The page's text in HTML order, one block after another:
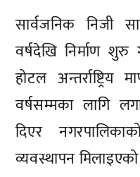
सार्वजनिक निजी
वर्षदेखि निर्माण
होटल
वर्षसम्मका लागि
दिएर
व्यवस्थापन